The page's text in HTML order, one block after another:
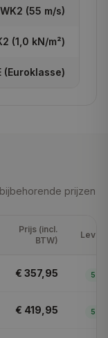
WK2 (55 m/s)
(1,0 kN/m²)
(Euroklasse)
prijzen
Prijs (incl.
BTW)
€ 357,95 5
€ 419,95 5